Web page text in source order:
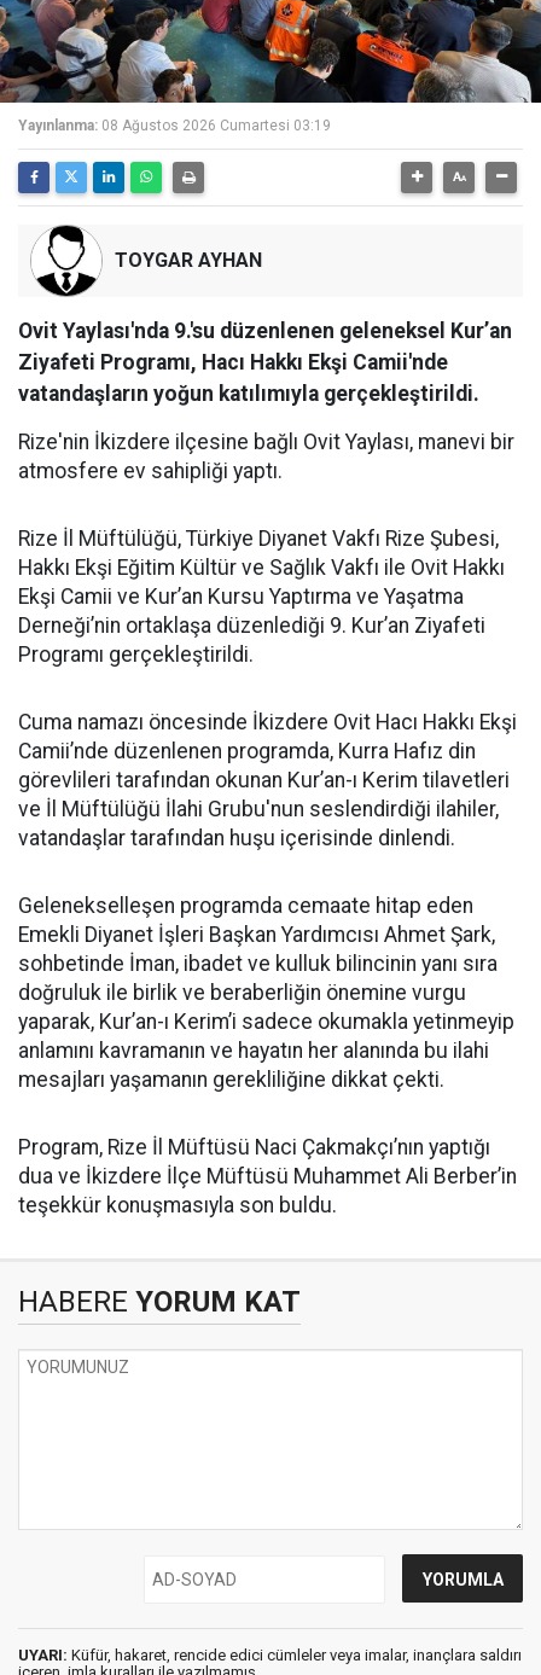
Yayınlanma: 08 Ağustos 2026 Cumartesi 03:19
TOYGAR AYHAN
Ovit Yaylası'nda 9.'su düzenlenen geleneksel Kur’an
Ziyafeti Programı, Hacı Hakkı Ekşi Camii'nde
vatandaşların yoğun katılımıyla gerçekleştirildi.
Rize'nin İkizdere ilçesine bağlı Ovit Yaylası, manevi bir
atmosfere ev sahipliği yaptı.
Rize İl Müftülüğü, Türkiye Diyanet Vakfı Rize Şubesi,
Hakkı Ekşi Eğitim Kültür ve Sağlık Vakfı ile Ovit Hakkı
Ekşi Camii ve Kur’an Kursu Yaptırma ve Yaşatma
Derneği’nin ortaklaşa düzenlediği 9. Kur’an Ziyafeti
Programı gerçekleştirildi.
Cuma namazı öncesinde İkizdere Ovit Hacı Hakkı Ekşi
Camii’nde düzenlenen programda, Kurra Hafız din
görevlileri tarafından okunan Kur’an-ı Kerim tilavetleri
ve İl Müftülüğü İlahi Grubu'nun seslendirdiği ilahiler,
vatandaşlar tarafından huşu içerisinde dinlendi.
Gelenekselleşen programda cemaate hitap eden
Emekli Diyanet İşleri Başkan Yardımcısı Ahmet Şark,
sohbetinde İman, ibadet ve kulluk bilincinin yanı sıra
doğruluk ile birlik ve beraberliğin önemine vurgu
yaparak, Kur’an-ı Kerim’i sadece okumakla yetinmeyip
anlamını kavramanın ve hayatın her alanında bu ilahi
mesajları yaşamanın gerekliliğine dikkat çekti.
Program, Rize İl Müftüsü Naci Çakmakçı’nın yaptığı
dua ve İkizdere İlçe Müftüsü Muhammet Ali Berber’in
teşekkür konuşmasıyla son buldu.
HABERE YORUM KAT
UYARI: Küfür, hakaret, rencide edici cümleler veya imalar, inançlara saldırı